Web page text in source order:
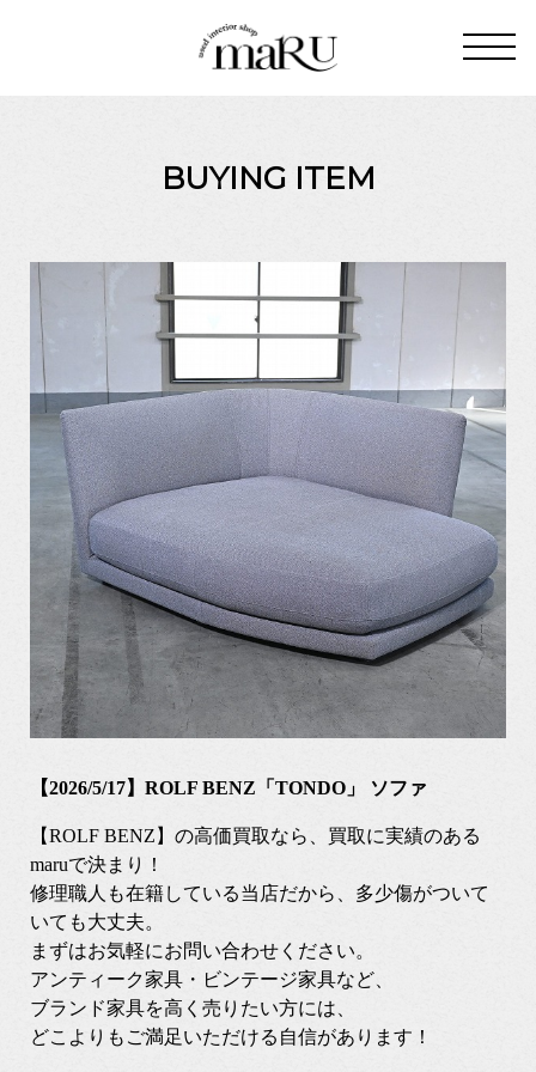
BUYING ITEM
【2026/5/17】ROLF BENZ「TONDO」 ソファ
【ROLF BENZ】の高価買取なら、買取に実績のある
maruで決まり！
修理職人も在籍している当店だから、多少傷がついて
いても大丈夫。
まずはお気軽にお問い合わせください。
アンティーク家具・ビンテージ家具など、
ブランド家具を高く売りたい方には、
どこよりもご満足いただける自信があります！